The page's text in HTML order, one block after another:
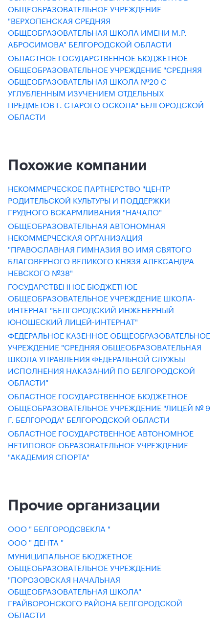
ОБЩЕОБРАЗОВАТЕЛЬНОЕ УЧРЕЖДЕНИЕ
"ВЕРХОПЕНСКАЯ СРЕДНЯЯ
ОБЩЕОБРАЗОВАТЕЛЬНАЯ ШКОЛА ИМЕНИ М.Р.
АБРОСИМОВА" БЕЛГОРОДСКОЙ ОБЛАСТИ
ОБЛАСТНОЕ ГОСУДАРСТВЕННОЕ БЮДЖЕТНОЕ
ОБЩЕОБРАЗОВАТЕЛЬНОЕ УЧРЕЖДЕНИЕ "СРЕДНЯЯ
ОБЩЕОБРАЗОВАТЕЛЬНАЯ ШКОЛА №20 С
УГЛУБЛЕННЫМ ИЗУЧЕНИЕМ ОТДЕЛЬНЫХ
ПРЕДМЕТОВ Г. СТАРОГО ОСКОЛА" БЕЛГОРОДСКОЙ
ОБЛАСТИ
Похожие компании
НЕКОММЕРЧЕСКОЕ ПАРТНЕРСТВО "ЦЕНТР
РОДИТЕЛЬСКОЙ КУЛЬТУРЫ И ПОДДЕРЖКИ
ГРУДНОГО ВСКАРМЛИВАНИЯ "НАЧАЛО"
ОБЩЕОБРАЗОВАТЕЛЬНАЯ АВТОНОМНАЯ
НЕКОММЕРЧЕСКАЯ ОРГАНИЗАЦИЯ
"ПРАВОСЛАВНАЯ ГИМНАЗИЯ ВО ИМЯ СВЯТОГО
БЛАГОВЕРНОГО ВЕЛИКОГО КНЯЗЯ АЛЕКСАНДРА
НЕВСКОГО №38"
ГОСУДАРСТВЕННОЕ БЮДЖЕТНОЕ
ОБЩЕОБРАЗОВАТЕЛЬНОЕ УЧРЕЖДЕНИЕ ШКОЛА-
ИНТЕРНАТ "БЕЛГОРОДСКИЙ ИНЖЕНЕРНЫЙ
ЮНОШЕСКИЙ ЛИЦЕЙ-ИНТЕРНАТ"
ФЕДЕРАЛЬНОЕ КАЗЕННОЕ ОБЩЕОБРАЗОВАТЕЛЬНОЕ
УЧРЕЖДЕНИЕ "СРЕДНЯЯ ОБЩЕОБРАЗОВАТЕЛЬНАЯ
ШКОЛА УПРАВЛЕНИЯ ФЕДЕРАЛЬНОЙ СЛУЖБЫ
ИСПОЛНЕНИЯ НАКАЗАНИЙ ПО БЕЛГОРОДСКОЙ
ОБЛАСТИ"
ОБЛАСТНОЕ ГОСУДАРСТВЕННОЕ БЮДЖЕТНОЕ
ОБЩЕОБРАЗОВАТЕЛЬНОЕ УЧРЕЖДЕНИЕ "ЛИЦЕЙ № 9
Г. БЕЛГОРОДА" БЕЛГОРОДСКОЙ ОБЛАСТИ
ОБЛАСТНОЕ ГОСУДАРСТВЕННОЕ АВТОНОМНОЕ
НЕТИПОВОЕ ОБРАЗОВАТЕЛЬНОЕ УЧРЕЖДЕНИЕ
"АКАДЕМИЯ СПОРТА"
Прочие организации
ООО " БЕЛГОРОДСВЕКЛА "
ООО " ДЕНТА "
МУНИЦИПАЛЬНОЕ БЮДЖЕТНОЕ
ОБЩЕОБРАЗОВАТЕЛЬНОЕ УЧРЕЖДЕНИЕ
"ПОРОЗОВСКАЯ НАЧАЛЬНАЯ
ОБЩЕОБРАЗОВАТЕЛЬНАЯ ШКОЛА"
ГРАЙВОРОНСКОГО РАЙОНА БЕЛГОРОДСКОЙ
ОБЛАСТИ